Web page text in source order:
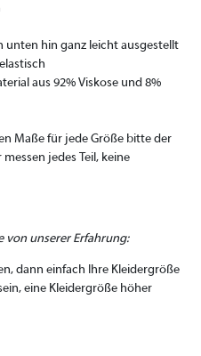
unten hin ganz leicht ausgestellt
aus 92% Viskose und 8%
Maße für jede Größe bitte der
jedes Teil, keine
von unserer Erfahrung:
dann einfach Ihre Kleidergröße
eine Kleidergröße höher